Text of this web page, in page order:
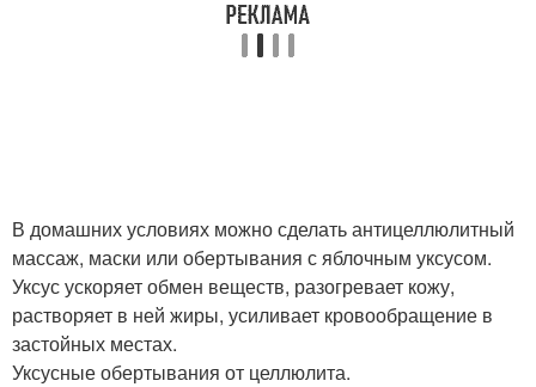
В домашних условиях можно сделать антицеллюлитный
массаж, маски или обертывания с яблочным уксусом.
Уксус ускоряет обмен веществ, разогревает кожу,
растворяет в ней жиры, усиливает кровообращение в
застойных местах.
Уксусные обертывания от целлюлита.